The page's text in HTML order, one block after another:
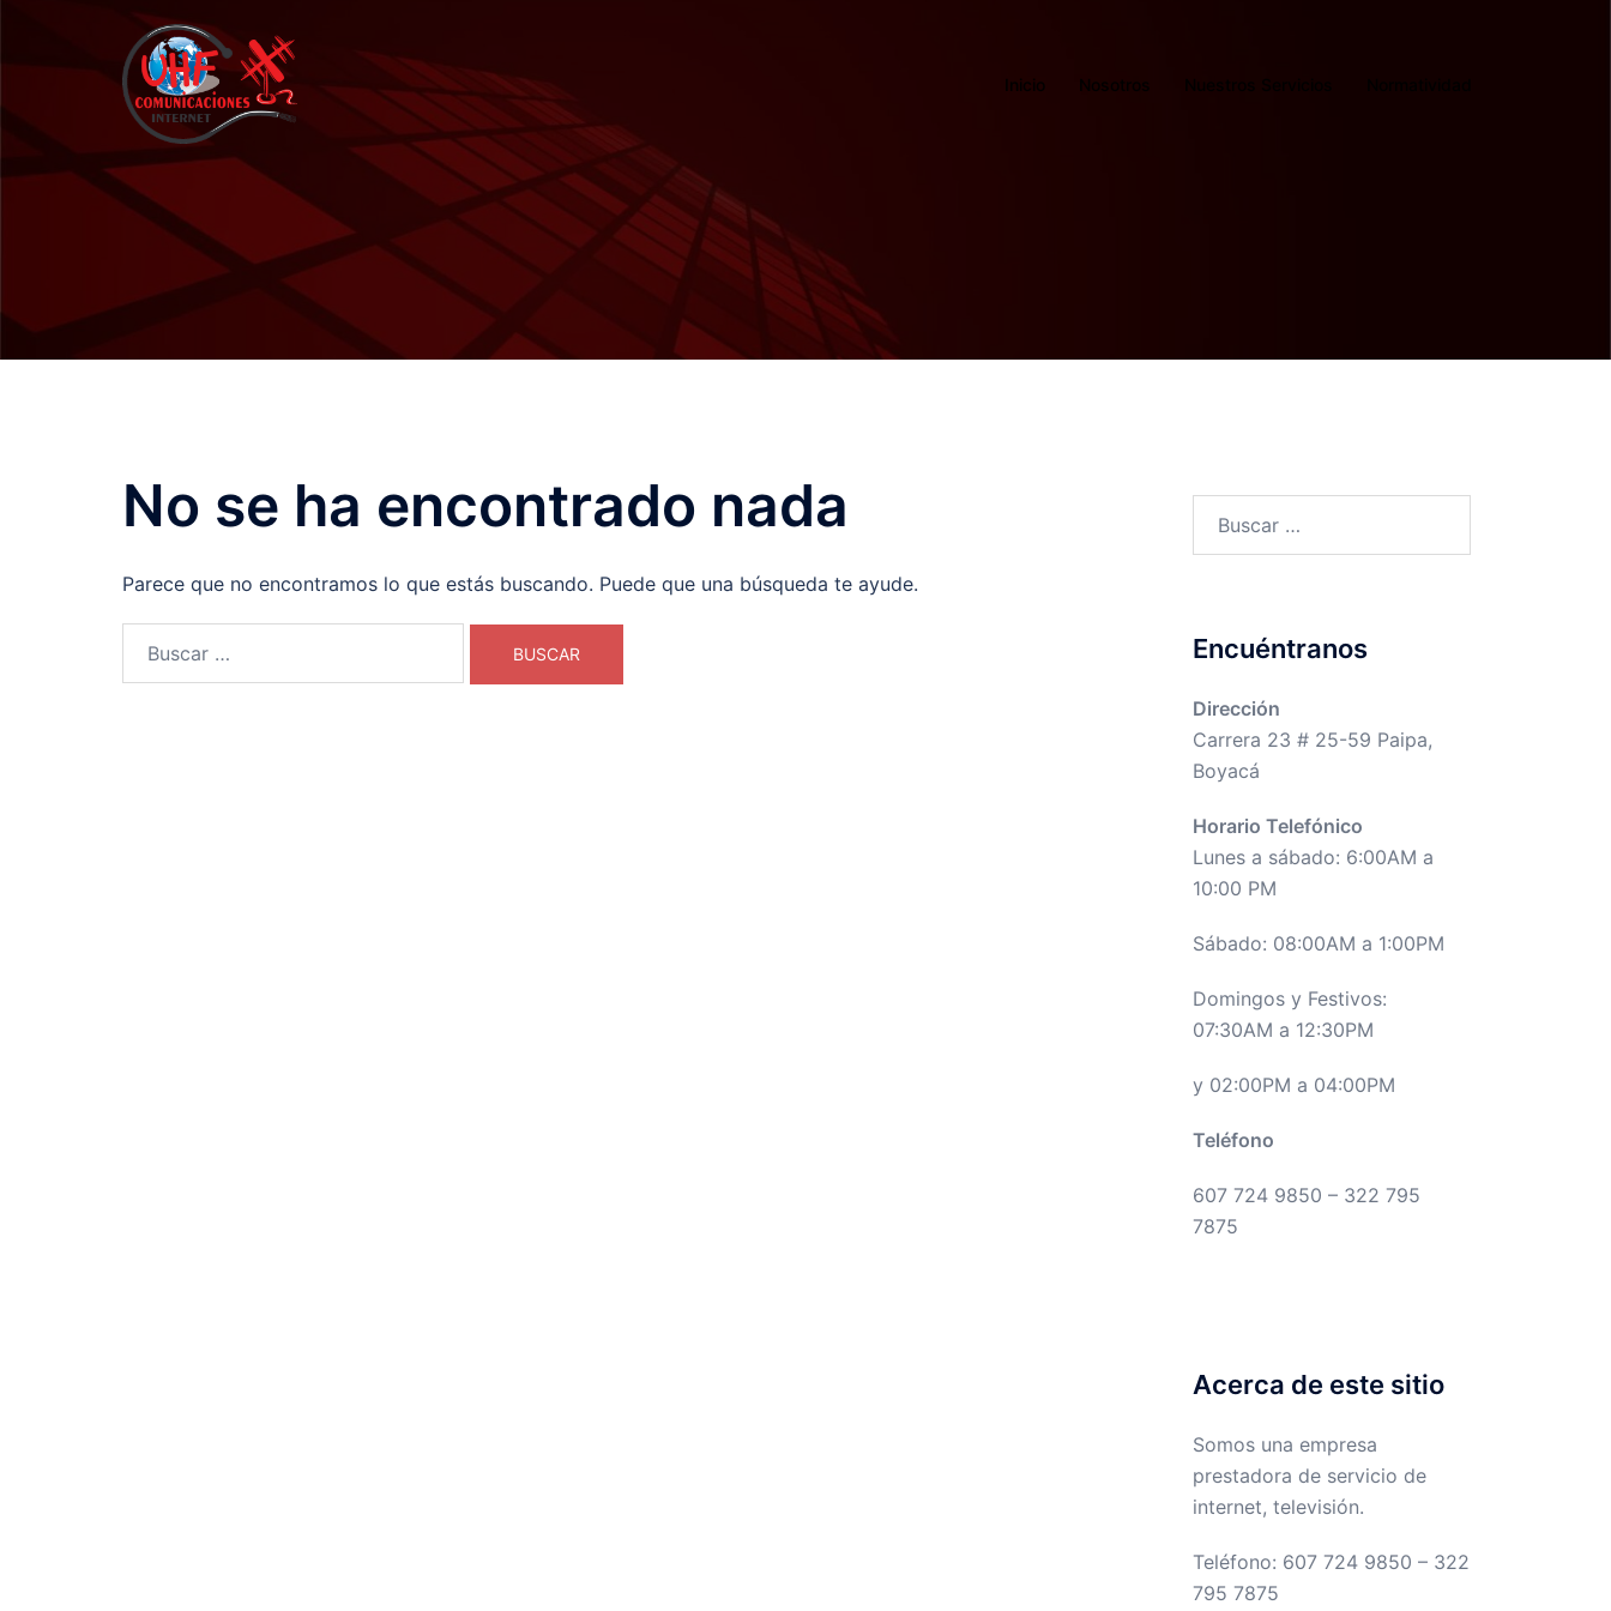
Inicio Nosotros
No se ha encontrado nada
Parece que no encontramos lo que estás buscando. Puede que una búsqueda te ayude.
Encuéntranos
Dirección
Carrera 23 # 25-59 Paipa,
Boyacá
Horario Telefónico
Lunes a sábado: 6:00AM a
10:00 PM
Sábado: 08:00AM a 1:00PM
Domingos y Festivos:
07:30AM a 12:30PM
y 02:00PM a 04:00PM
Teléfono
607 724 9850 – 322 795
7875
Acerca de este sitio
Somos una empresa
prestadora de servicio de
internet, televisión.
Teléfono: 607 724 9850 – 322
795 7875